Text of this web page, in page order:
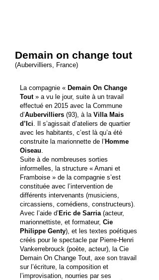
Demain on change tout
(Aubervilliers, France)
La compagnie « Demain On Change
Tout» a vu le jour, suite à un travail
effectué en 2015 avec la Commune
d’Aubervilliers (93), à la Villa Mais
d’Ici. Il s’agissait d’ateliers de quartier
avec les habitants, c’est là qu’a été
construite la marionnette de l’ Homme
Oiseau.
Suite à de nombreuses sorties
informelles, la structure « Amani et
Framboise » de la compagnie s’est
constituée avec l’intervention de
différents intervenants (musiciens,
circassiens, comédiens, constructeurs).
Avec l’aide d’ Eric de Sarria(acteur,
marionnettiste, et formateur, Cie
Philippe Genty), et les textes poétiques
créés pour le spectacle par Pierre-Henri
Vankerrebrouck (poète, acteur), la Cie
Demain On Change Tout, axe son travail
sur l’écriture, la composition et
l’improvisation, nourries par ses